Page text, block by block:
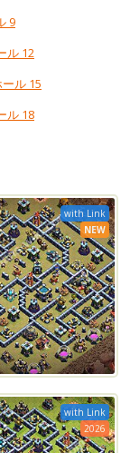
9
ル 12
ル 15
ル 18
with Link
NEW
with Link
2026